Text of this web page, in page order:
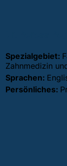
Spezialgebiet:
Zahnmedizin
Sprachen:
Persönliches: